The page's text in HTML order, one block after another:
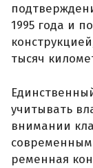
1995 года и
тысяч
учитывать
внимании
ременная